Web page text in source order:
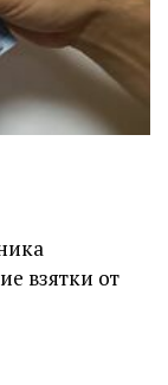
взятки от